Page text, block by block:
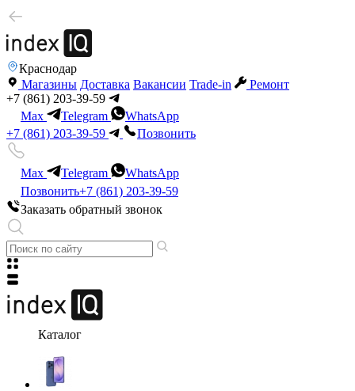
Краснодар
Магазины Доставка Вакансии Trade-in
Ремонт
+7 (861) 203-39-59
Max
Telegram
WhatsApp
+7 (861) 203-39-59
Позвонить
Max Telegram
WhatsApp
Позвонить+7 (861) 203-39-59
Заказать обратный звонок
Каталог